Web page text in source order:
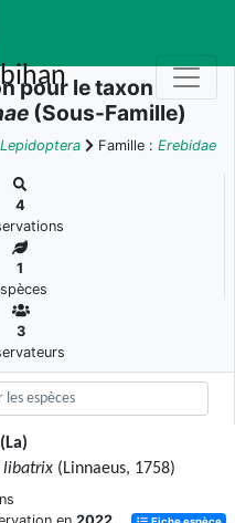
pour le taxon
(Sous-Famille)
Lepidoptera Famille : Erebidae
4
1
3
libatrix (Linnaeus, 1758)